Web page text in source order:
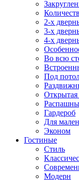
2-х
3-х
4-х
Во всю
Под
Открытая
Гардероб
Для
Эконом
Гостиные
Стиль
Модерн